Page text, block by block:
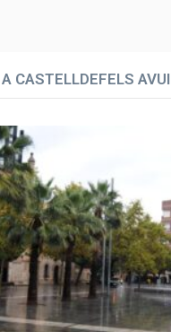
CASTELLDEFELS AVUI